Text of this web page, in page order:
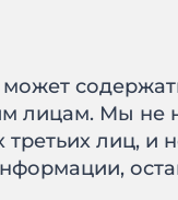
лицам. Мы не
лиц, и